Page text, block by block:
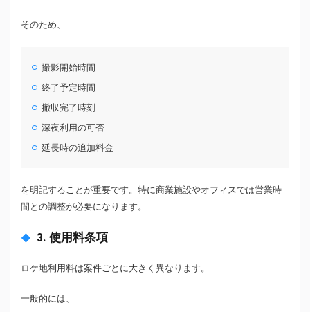
そのため、
撮影開始時間
終了予定時間
撤収完了時刻
深夜利用の可否
延長時の追加料金
を明記することが重要です。特に商業施設やオフィスでは営業時
間との調整が必要になります。
3. 使用料条項
ロケ地利用料は案件ごとに大きく異なります。
一般的には、